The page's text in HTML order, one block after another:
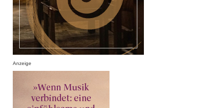
Anzeige